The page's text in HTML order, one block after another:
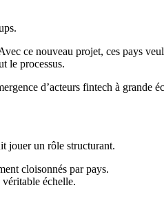
ce nouveau projet, ces pays
le processus.
d’acteurs fintech à grande
jouer un rôle structurant.
cloisonnés par pays.
échelle.